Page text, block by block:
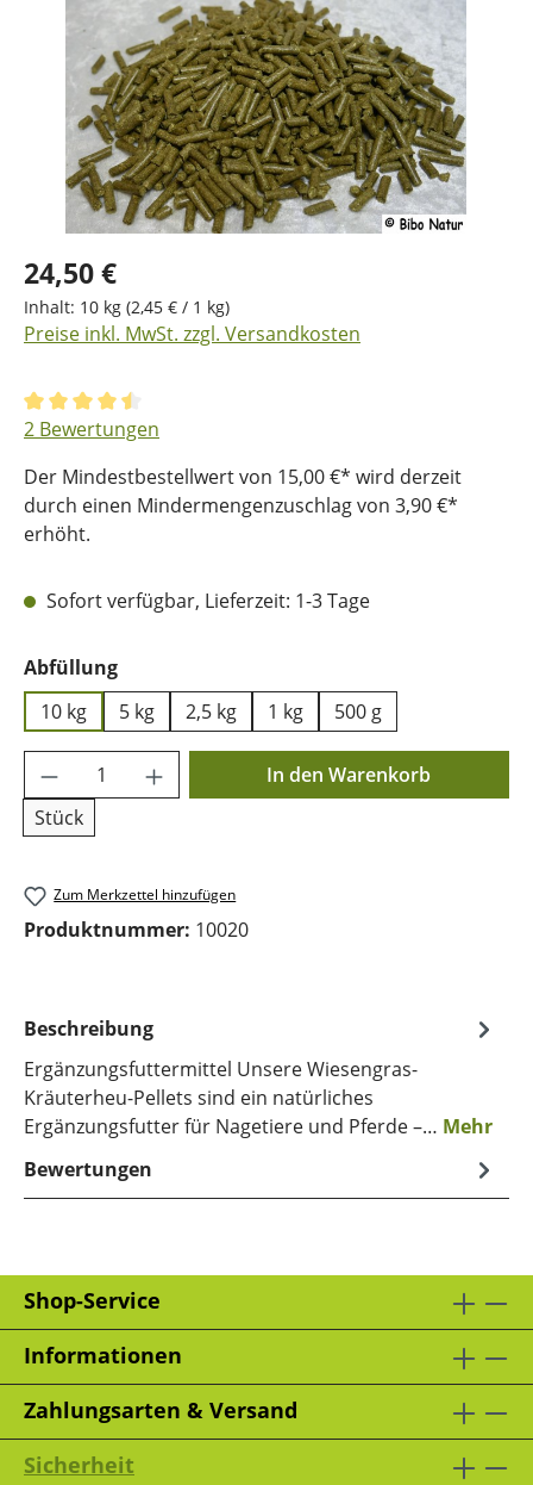
24,50 €
Inhalt: 10 kg (2,45 € / 1 kg)
Preise inkl. MwSt. zzgl. Versandkosten
Durchschnittliche Bewertung von 4.5 von 5 Sternen
2 Bewertungen
Der Mindestbestellwert von 15,00 €* wird derzeit
durch einen Mindermengenzuschlag von 3,90 €*
erhöht.
Sofort verfügbar, Lieferzeit: 1-3 Tage
Abfüllungauswählen
10 kg
5 kg 2,5 kg 1 kg 500 g
Produkt Anzahl: Gib den gewünschten
Stück
In den Warenkorb
Zum Merkzettel hinzufügen
Produktnummer: 10020
Beschreibung
Ergänzungsfuttermittel Unsere Wiesengras-
Kräuterheu-Pellets sind ein natürliches
Ergänzungsfutter für Nagetiere und Pferde –… Mehr
Bewertungen
Shop-Service
Informationen
Zahlungsarten & Versand
Sicherheit